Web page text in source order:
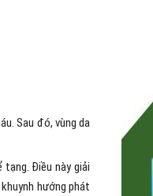
Sau đó, vùng da
Điều này giải
hướng phát